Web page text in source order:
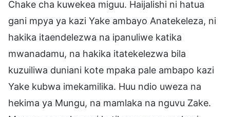
Chake cha kuwekea miguu. Haijalishi ni hatua
gani mpya ya kazi Yake ambayo Anatekeleza, ni
hakika itaendelezwa na ipanuliwe katika
mwanadamu, na hakika itatekelezwa bila
kuzuiliwa duniani kote mpaka pale ambapo kazi
Yake kubwa imekamilika. Huu ndio uweza na
hekima ya Mungu, na mamlaka na nguvu Zake.